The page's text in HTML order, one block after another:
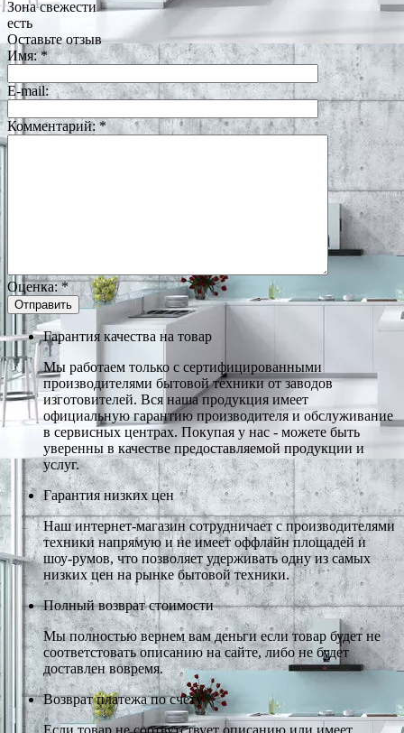
Зона свежести
есть
Оставьте отзыв
Имя:*
E-mail:
Комментарий:*
Оценка:*
Гарантия качества на товар
Мы работаем только с сертифицированными
производителями бытовой техники от заводов
изготовителей. Вся наша продукция имеет
официальную гарантию производителя и обслуживание
в сервисных центрах. Покупая у нас - можете быть
уверенны в качестве предоставляемой продукции и
услуг.
Гарантия низких цен
Наш интернет-магазин сотрудничает с производителями
техники напрямую и не имеет оффлайн площадей и
шоу-румов, что позволяет удерживать одну из самых
низких цен на рынке бытовой техники.
Полный возврат стоимости
Мы полностью вернем вам деньги если товар будет не
соответстовать описанию на сайте, либо не будет
доставлен вовремя.
Возврат платежа по счету
Если товар не соотвутствует описанию или имеет